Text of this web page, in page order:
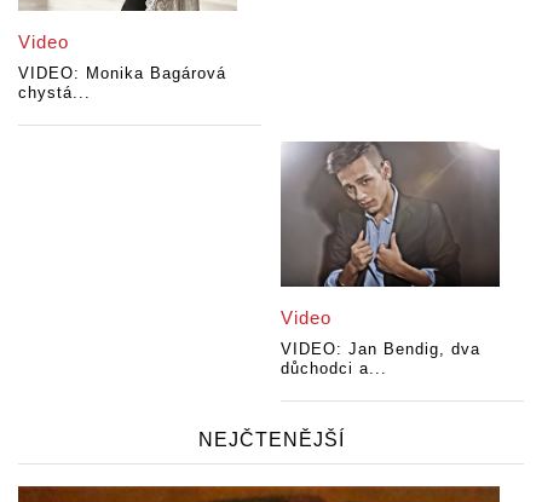
Video
VIDEO: Monika Bagárová
chystá...
Video
VIDEO: Jan Bendig, dva
důchodci a...
NEJČTENĚJŠÍ